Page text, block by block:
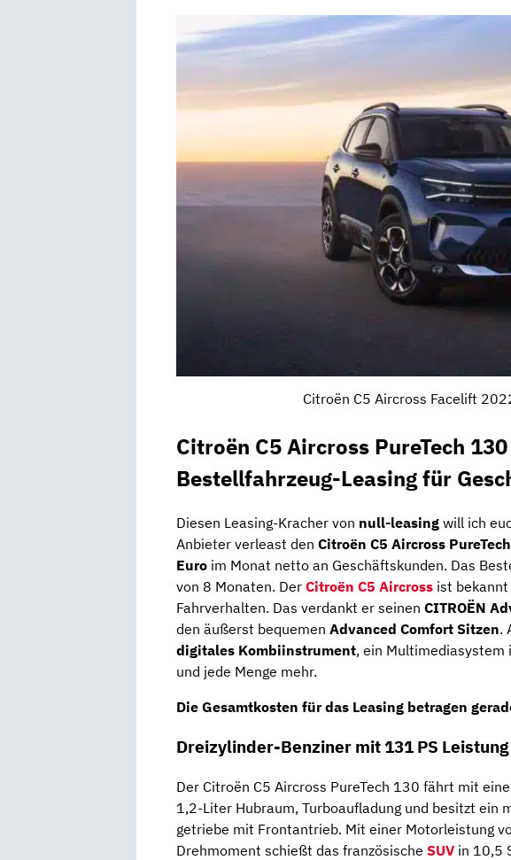
Citroën C5 Aircross Facelift
Citroën C5 Aircross PureTech
Bestellfahrzeug-Leasing für
Diesen Leasing-Kracher von null-leasing will ich
Anbieter verleast den Citroën C5 Aircross
Euro im Monat netto an Geschäftskunden. Das
von 8 Monaten. Der Citroën C5 Aircross ist
Fahrverhalten. Das verdankt er seinen CITROËN
den äußerst bequemen Advanced Comfort Sitzen.
digitales Kombiinstrument, ein Multimediasystem
und jede Menge mehr.
Die Gesamtkosten für das Leasing betragen
Dreizylinder-Benziner mit 131 PS Leistung
Der Citroën C5 Aircross PureTech 130 fährt mit
1,2-Liter Hubraum, Turboaufladung und besitzt ein
getriebe mit Frontantrieb. Mit einer Motorleistung
Drehmoment schießt das französische SUV in 10,5